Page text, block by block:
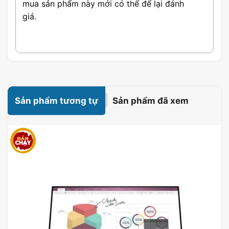
Màn hình Dell P2422H có thiết kế không viền
Màn hình Dell P2422H cung cấp cho bạn trải
mua sản phẩm này mới có thể để lại đánh
giá.
Sản phẩm tương tự Sản phẩm đã xem